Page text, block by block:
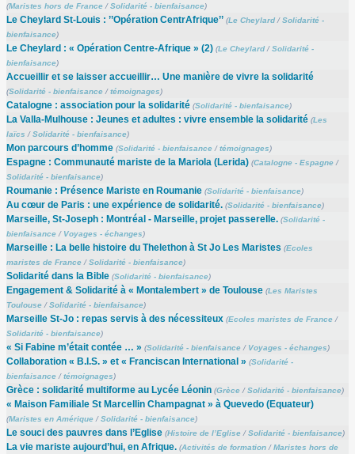
(Maristes hors de France/Solidarité - bienfaisance)
Le Cheylard St-Louis : ’’Opération CentrAfrique’’ (Le Cheylard/Solidarité -
bienfaisance)
Le Cheylard : « Opération Centre-Afrique » (2) (Le Cheylard/Solidarité -
bienfaisance)
Accueillir et se laisser accueillir… Une manière de vivre la solidarité
(Solidarité - bienfaisance/témoignages)
Catalogne : association pour la solidarité (Solidarité - bienfaisance)
La Valla-Mulhouse : Jeunes et adultes : vivre ensemble la solidarité (Les
laïcs /Solidarité - bienfaisance)
Mon parcours d’homme (Solidarité - bienfaisance/témoignages)
Espagne : Communauté mariste de la Mariola (Lerida) (Catalogne - Espagne/
Solidarité - bienfaisance)
Roumanie : Présence Mariste en Roumanie (Solidarité - bienfaisance)
Au cœur de Paris : une expérience de solidarité. (Solidarité - bienfaisance)
Marseille, St-Joseph : Montréal - Marseille, projet passerelle. (Solidarité -
bienfaisance/ Voyages - échanges)
Marseille : La belle histoire du Thelethon à St Jo Les Maristes (Ecoles
maristes de France/Solidarité - bienfaisance)
Solidarité dans la Bible (Solidarité - bienfaisance)
Engagement & Solidarité à « Montalembert » de Toulouse (Les Maristes
Toulouse/Solidarité - bienfaisance)
Marseille St-Jo : repas servis à des nécessiteux (Ecoles maristes de France/
Solidarité - bienfaisance)
« Si Fabine m’était contée … » (Solidarité - bienfaisance/ Voyages - échanges)
Collaboration « B.I.S. » et « Franciscan International » (Solidarité -
bienfaisance/témoignages)
Grèce : solidarité multiforme au Lycée Léonin (Grèce/Solidarité - bienfaisance)
« Maison Familiale St Marcellin Champagnat » à Quevedo (Equateur)
(Maristes en Amérique/Solidarité - bienfaisance)
Le souci des pauvres dans l’Eglise (Histoire de l’Eglise/Solidarité - bienfaisance)
La vie mariste aujourd’hui, en Afrique. (Activités de formation/Maristes hors de